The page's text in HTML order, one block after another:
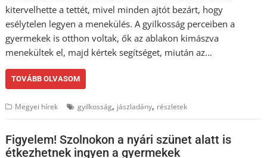
kitervelhette a tettét, mivel minden ajtót bezárt, hogy
esélytelen legyen a menekülés. A gyilkosság perceiben a
gyermekek is otthon voltak, ők az ablakon kimászva
menekültek el, majd kértek segítséget, miután az…
TOVÁBB OLVASOM
Megyei hírek gyilkosság, jászladány, részletek
Figyelem! Szolnokon a nyári szünet alatt is
étkezhetnek ingyen a gyermekek